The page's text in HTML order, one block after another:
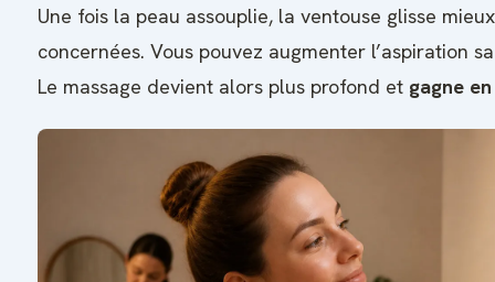
Une fois la peau assouplie, la ventouse glisse
concernées. Vous pouvez augmenter l’aspiration
Le massage devient alors plus profond et gagne